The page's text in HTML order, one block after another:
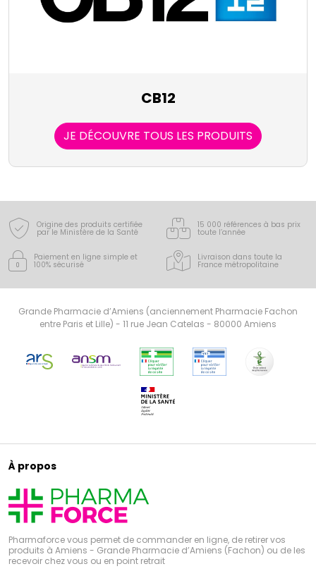
CB12
JE DÉCOUVRE TOUS LES PRODUITS
Origine des produits certifiée
par le Ministère de la Santé
15 000 références à bas prix
toute l’année
Paiement en ligne simple et
100% sécurisé
Livraison dans toute la
France métropolitaine
Grande Pharmacie d’Amiens (anciennement Pharmacie Fachon
entre Paris et Lille) - 11 rue Jean Catelas - 80000 Amiens
À propos
Pharmaforce vous permet de commander en ligne, de retirer vos
produits à Amiens - Grande Pharmacie d’Amiens (Fachon) ou de les
recevoir chez vous ou en point retrait